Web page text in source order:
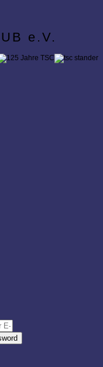
e.V.